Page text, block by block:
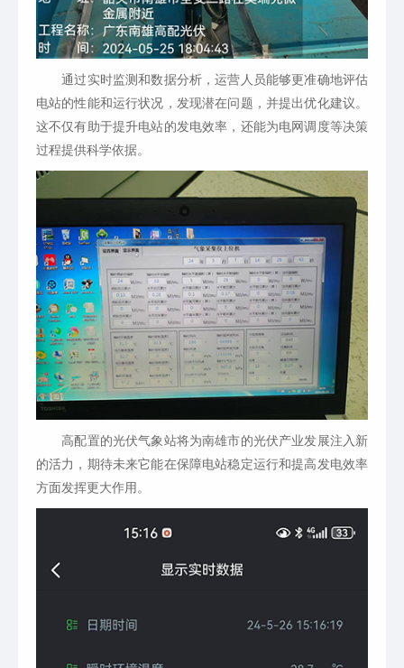
通过实时监测和数据分析，运营人员能够更准确地评估
电站的性能和运行状况，发现潜在问题，并提出优化建议。
这不仅有助于提升电站的发电效率，还能为电网调度等决策
过程提供科学依据。
高配置的光伏气象站将为南雄市的光伏产业发展注入新
的活力，期待未来它能在保障电站稳定运行和提高发电效率
方面发挥更大作用。